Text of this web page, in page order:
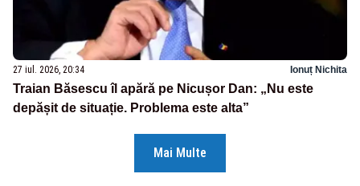
27 iul. 2026, 20:34 Ionuț Nichita
Traian Băsescu îl apără pe Nicușor Dan: „Nu este
depășit de situație. Problema este alta”
Mai Multe